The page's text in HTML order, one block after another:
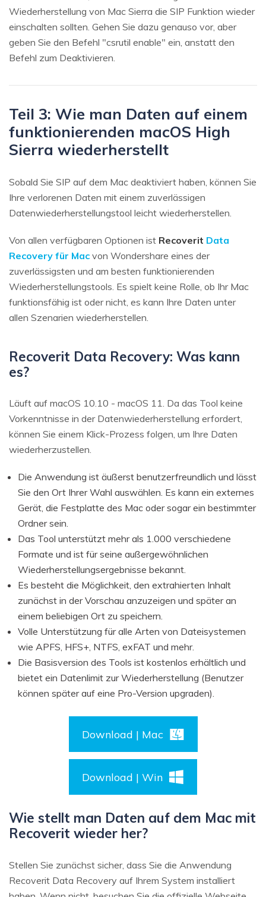
Wiederherstellung von Mac Sierra die SIP Funktion wieder
einschalten sollten. Gehen Sie dazu genauso vor, aber
geben Sie den Befehl "csrutil enable" ein, anstatt den
Befehl zum Deaktivieren.
Teil 3: Wie man Daten auf einem
funktionierenden macOS High
Sierra wiederherstellt
Sobald Sie SIP auf dem Mac deaktiviert haben, können Sie
Ihre verlorenen Daten mit einem zuverlässigen
Datenwiederherstellungstool leicht wiederherstellen.
Von allen verfügbaren Optionen ist Recoverit Data
Recovery für Mac von Wondershare eines der
zuverlässigsten und am besten funktionierenden
Wiederherstellungstools. Es spielt keine Rolle, ob Ihr Mac
funktionsfähig ist oder nicht, es kann Ihre Daten unter
allen Szenarien wiederherstellen.
Recoverit Data Recovery: Was kann
es?
Läuft auf macOS 10.10 - macOS 11. Da das Tool keine
Vorkenntnisse in der Datenwiederherstellung erfordert,
können Sie einem Klick-Prozess folgen, um Ihre Daten
wiederherzustellen.
Die Anwendung ist äußerst benutzerfreundlich und lässt
Sie den Ort Ihrer Wahl auswählen. Es kann ein externes
Gerät, die Festplatte des Mac oder sogar ein bestimmter
Ordner sein.
Das Tool unterstützt mehr als 1.000 verschiedene
Formate und ist für seine außergewöhnlichen
Wiederherstellungsergebnisse bekannt.
Es besteht die Möglichkeit, den extrahierten Inhalt
zunächst in der Vorschau anzuzeigen und später an
einem beliebigen Ort zu speichern.
Volle Unterstützung für alle Arten von Dateisystemen
wie APFS, HFS+, NTFS, exFAT und mehr.
Die Basisversion des Tools ist kostenlos erhältlich und
bietet ein Datenlimit zur Wiederherstellung (Benutzer
können später auf eine Pro-Version upgraden).
Download | Mac
Download | Win
Wie stellt man Daten auf dem Mac mit
Recoverit wieder her?
Stellen Sie zunächst sicher, dass Sie die Anwendung
Recoverit Data Recovery auf Ihrem System installiert